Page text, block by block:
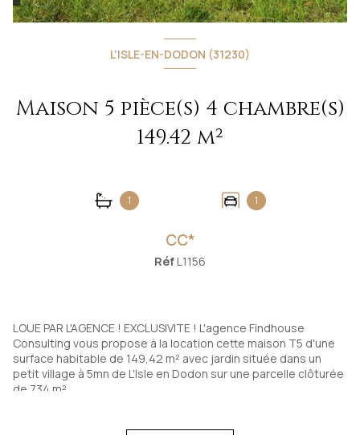
L'ISLE-EN-DODON (31230)
Maison 5 pièce(s) 4 chambre(s)
149.42 m²
1 1
CC*
Réf L1156
LOUE PAR L'AGENCE ! EXCLUSIVITE ! L'agence Findhouse
Consulting vous propose à la location cette maison T5 d'une
surface habitable de 149,42 m² avec jardin située dans un
petit village à 5mn de L'Isle en Dodon sur une parcelle clôturée
de 734 m².